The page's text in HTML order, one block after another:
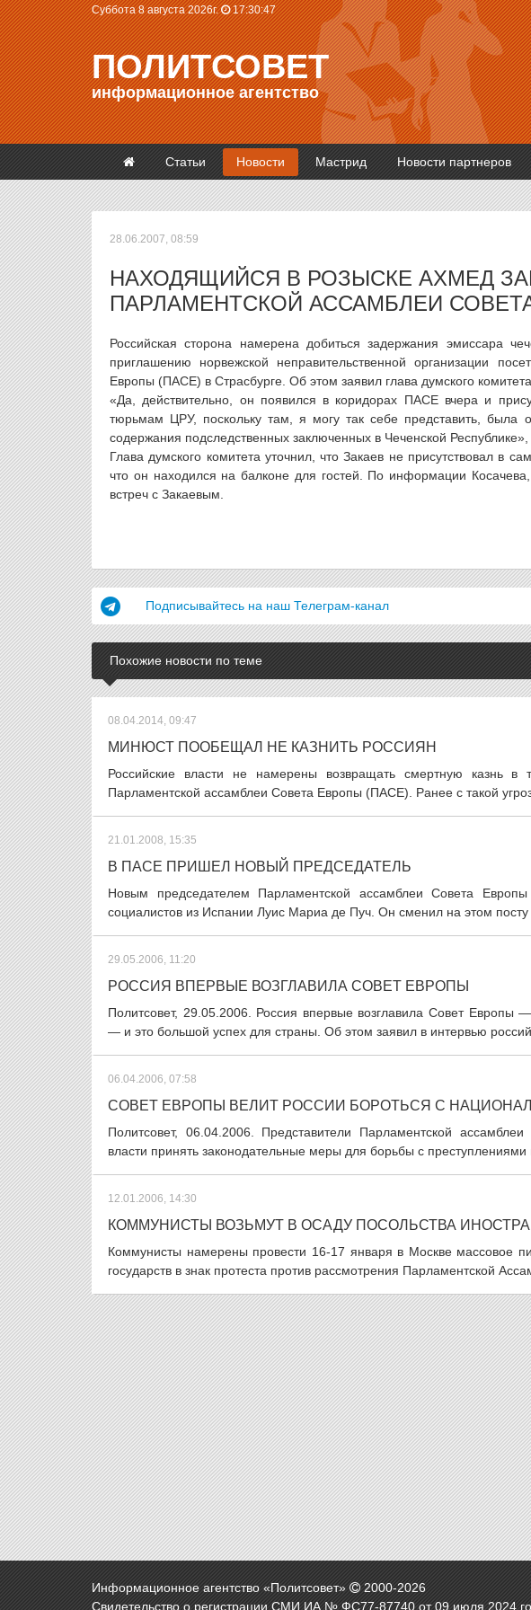
Суббота 8 августа 2026г. 17:30:48
ПОЛИТСОВЕТ
информационное агентство
Статьи Новости Мастрид Новости партнеров
28.06.2007, 08:59
НАХОДЯЩИЙСЯ В РОЗЫСКЕ АХМЕД
ПАРЛАМЕНТСКОЙ АССАМБЛЕИ
Российская сторона намерена добиться задержания эмиссара
приглашению норвежской неправительственной организации
Европы (ПАСЕ) в Страсбурге. Об этом заявил глава думского
«Да, действительно, он появился в коридорах ПАСЕ вчера и
тюрьмам ЦРУ, поскольку там, я могу так себе представить, была
содержания подследственных заключенных в Чеченской
Глава думского комитета уточнил, что Закаев не присутствовал в
что он находился на балконе для гостей. По информации
встреч с Закаевым.
Подписывайтесь на наш Телеграм-канал
Похожие новости по теме
08.04.2014, 09:47
МИНЮСТ ПООБЕЩАЛ НЕ КАЗНИТЬ РОССИЯН
Российские власти не намерены возвращать смертную казнь
Парламентской ассамблеи Совета Европы (ПАСЕ). Ранее с такой
21.01.2008, 15:35
В ПАСЕ ПРИШЕЛ НОВЫЙ ПРЕДСЕДАТЕЛЬ
Новым председателем Парламентской ассамблеи Совета
социалистов из Испании Луис Мариа де Пуч. Он сменил на этом посту
29.05.2006, 11:20
РОССИЯ ВПЕРВЫЕ ВОЗГЛАВИЛА СОВЕТ ЕВРОПЫ
Политсовет, 29.05.2006. Россия впервые возглавила Совет Европы
— и это большой успех для страны. Об этом заявил в интервью
06.04.2006, 07:58
СОВЕТ ЕВРОПЫ ВЕЛИТ РОССИИ БОРОТЬСЯ С
Политсовет, 06.04.2006. Представители Парламентской
власти принять законодательные меры для борьбы с преступлениями
12.01.2006, 14:30
КОММУНИСТЫ ВОЗЬМУТ В ОСАДУ ПОСОЛЬСТВА
Коммунисты намерены провести 16-17 января в Москве массовое
государств в знак протеста против рассмотрения Парламентской
Информационное агентство «Политсовет» 2000-2026
Свидетельство о регистрации СМИ ИА № ФС77-87740 от 09 июля 2024